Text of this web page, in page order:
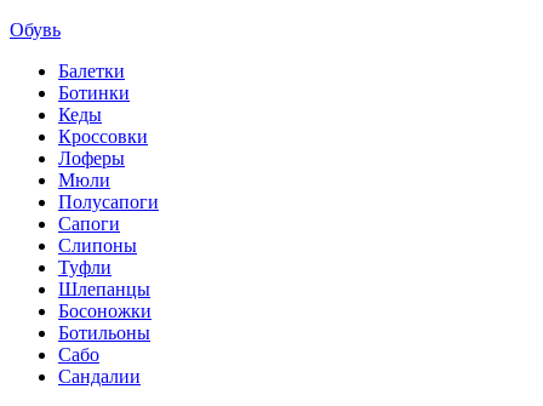
Обувь
Балетки
Ботинки
Кеды
Кроссовки
Лоферы
Мюли
Полусапоги
Сапоги
Слипоны
Туфли
Шлепанцы
Босоножки
Ботильоны
Сабо
Сандалии